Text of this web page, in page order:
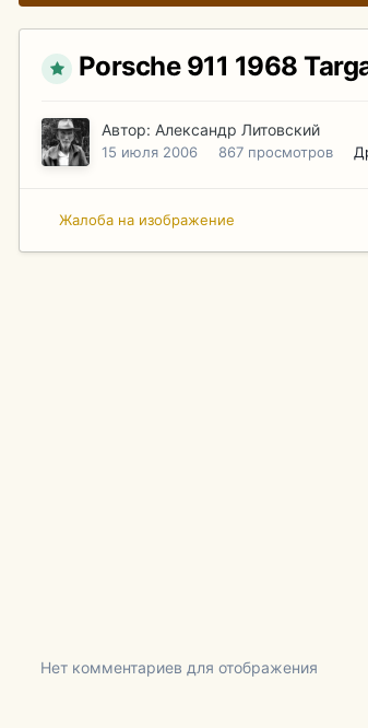
Porsche 911 1968
Автор: Александр Литовский
15 июля 2006 867 просмотров
Жалоба на изображение
Нет комментариев для отображения